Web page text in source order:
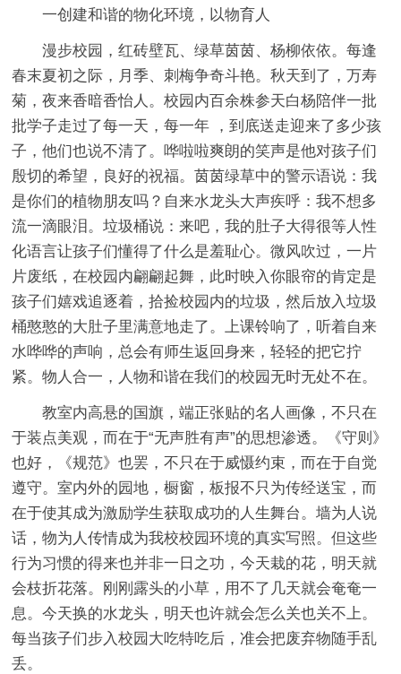
一创建和谐的物化环境，以物育人
漫步校园，红砖壁瓦、绿草茵茵、杨柳依依。每逢
春末夏初之际，月季、刺梅争奇斗艳。秋天到了，万寿
菊，夜来香暗香怡人。校园内百余株参天白杨陪伴一批
批学子走过了每一天，每一年 ，到底送走迎来了多少孩
子，他们也说不清了。哗啦啦爽朗的笑声是他对孩子们
殷切的希望，良好的祝福。茵茵绿草中的警示语说：我
是你们的植物朋友吗？自来水龙头大声疾呼：我不想多
流一滴眼泪。垃圾桶说：来吧，我的肚子大得很等人性
化语言让孩子们懂得了什么是羞耻心。微风吹过，一片
片废纸，在校园内翩翩起舞，此时映入你眼帘的肯定是
孩子们嬉戏追逐着，拾捡校园内的垃圾，然后放入垃圾
桶憨憨的大肚子里满意地走了。上课铃响了，听着自来
水哗哗的声响，总会有师生返回身来，轻轻的把它拧
紧。物人合一，人物和谐在我们的校园无时无处不在。
教室内高悬的国旗，端正张贴的名人画像，不只在
于装点美观，而在于“无声胜有声”的思想渗透。《守则》
也好，《规范》也罢，不只在于威慑约束，而在于自觉
遵守。室内外的园地，橱窗，板报不只为传经送宝，而
在于使其成为激励学生获取成功的人生舞台。墙为人说
话，物为人传情成为我校校园环境的真实写照。但这些
行为习惯的得来也并非一日之功，今天栽的花，明天就
会枝折花落。刚刚露头的小草，用不了几天就会奄奄一
息。今天换的水龙头，明天也许就会怎么关也关不上。
每当孩子们步入校园大吃特吃后，准会把废弃物随手乱
丢。